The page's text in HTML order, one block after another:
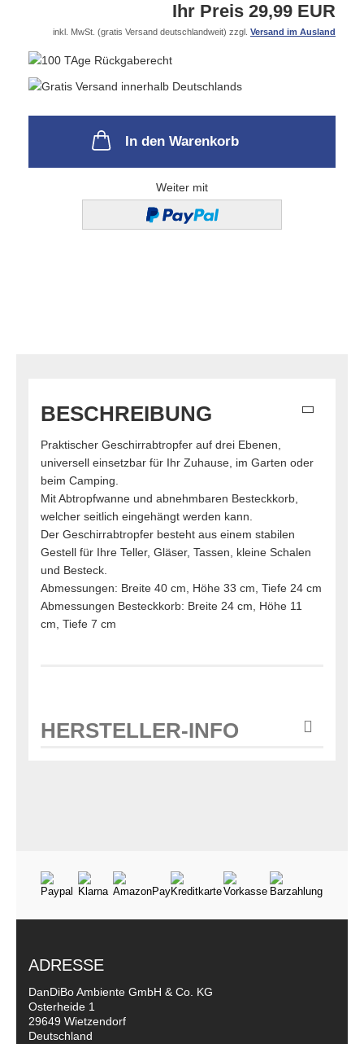
Ihr Preis 29,99 EUR
inkl. MwSt. (gratis Versand deutschlandweit) zzgl. Versand im Ausland
In den Warenkorb
Weiter mit
BESCHREIBUNG
Praktischer Geschirrabtropfer auf drei Ebenen,
universell einsetzbar für Ihr Zuhause, im Garten oder
beim Camping.
Mit Abtropfwanne und abnehmbaren Besteckkorb,
welcher seitlich eingehängt werden kann.
Der Geschirrabtropfer besteht aus einem stabilen
Gestell für Ihre Teller, Gläser, Tassen, kleine Schalen
und Besteck.
Abmessungen: Breite 40 cm, Höhe 33 cm, Tiefe 24 cm
Abmessungen Besteckkorb: Breite 24 cm, Höhe 11
cm, Tiefe 7 cm
HERSTELLER-INFO
ADRESSE
DanDiBo Ambiente GmbH & Co. KG
Osterheide 1
29649 Wietzendorf
Deutschland